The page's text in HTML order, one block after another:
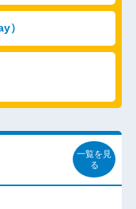
）
一覧を見
る